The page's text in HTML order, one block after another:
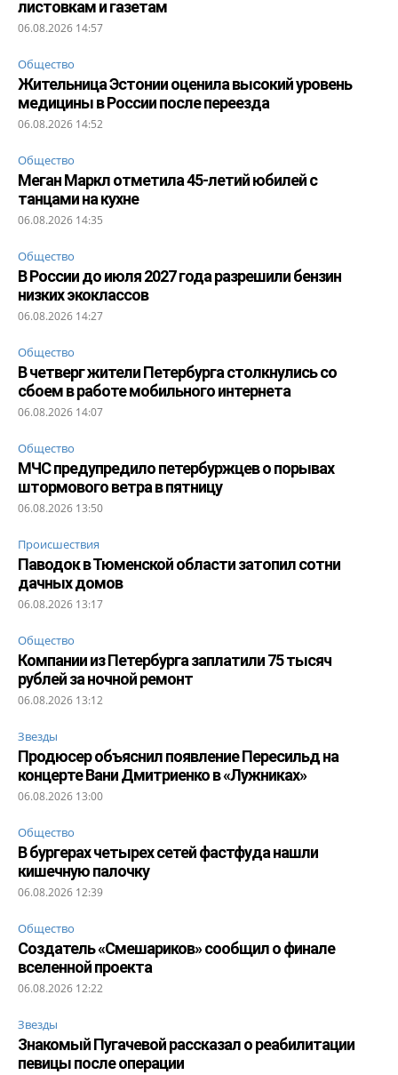
листовкам и газетам
06.08.2026 14:57
Общество
Жительница Эстонии оценила высокий уровень
медицины в России после переезда
06.08.2026 14:52
Общество
Меган Маркл отметила 45-летий юбилей с
танцами на кухне
06.08.2026 14:35
Общество
В России до июля 2027 года разрешили бензин
низких экоклассов
06.08.2026 14:27
Общество
В четверг жители Петербурга столкнулись со
сбоем в работе мобильного интернета
06.08.2026 14:07
Общество
МЧС предупредило петербуржцев о порывах
штормового ветра в пятницу
06.08.2026 13:50
Происшествия
Паводок в Тюменской области затопил сотни
дачных домов
06.08.2026 13:17
Общество
Компании из Петербурга заплатили 75 тысяч
рублей за ночной ремонт
06.08.2026 13:12
Звезды
Продюсер объяснил появление Пересильд на
концерте Вани Дмитриенко в «Лужниках»
06.08.2026 13:00
Общество
В бургерах четырех сетей фастфуда нашли
кишечную палочку
06.08.2026 12:39
Общество
Создатель «Смешариков» сообщил о финале
вселенной проекта
06.08.2026 12:22
Звезды
Знакомый Пугачевой рассказал о реабилитации
певицы после операции